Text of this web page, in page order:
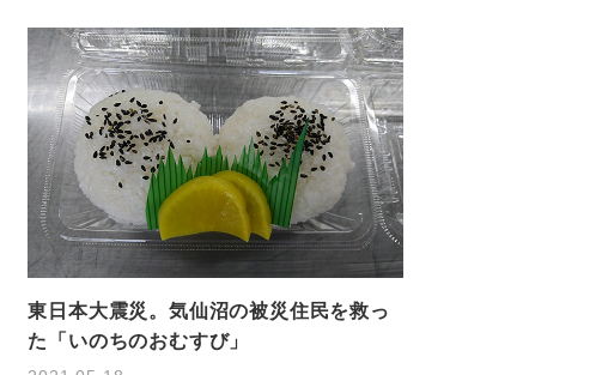
東日本大震災。気仙沼の被災住民を救っ
た「いのちのおむすび」